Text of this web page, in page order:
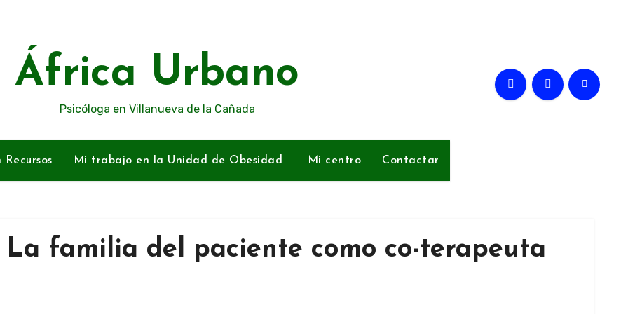
África Urbano
Psicóloga en Villanueva de la Cañada
Mi trabajo en la Unidad de Obesidad Mi centro Contactar
La familia del paciente como co-terapeuta